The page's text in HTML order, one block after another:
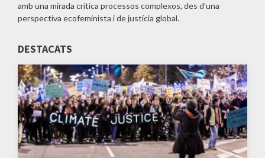
amb una mirada crítica processos complexos, des d’una
perspectiva ecofeminista i de justícia global.
DESTACATS